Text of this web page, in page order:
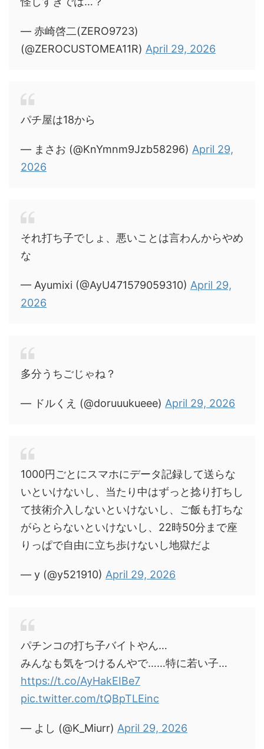
— 赤崎啓二(ZERO9723)
(@ZEROCUSTOMEA11R) April 29, 2026
パチ屋は18から
— まさお (@KnYmnm9Jzb58296) April 29,
2026
それ打ち子でしょ、悪いことは言わんからやめ
な
— Ayumixi (@AyU471579059310) April 29,
2026
多分うちごじゃね？
— ドルくえ (@doruuukueee) April 29, 2026
1000円ごとにスマホにデータ記録して送らな
いといけないし、当たり中はずっと捻り打ちし
て技術介入しないといけないし、ご飯も打ちな
がらとらないといけないし、22時50分まで座
りっぱで自由に立ち歩けないし地獄だよ
— y (@y521910) April 29, 2026
パチンコの打ち子バイトやん…
みんなも気をつけるんやで……特に若い子…
https://t.co/AyHakEIBe7
pic.twitter.com/tQBpTLEinc
— よし (@K_Miurr) April 29, 2026